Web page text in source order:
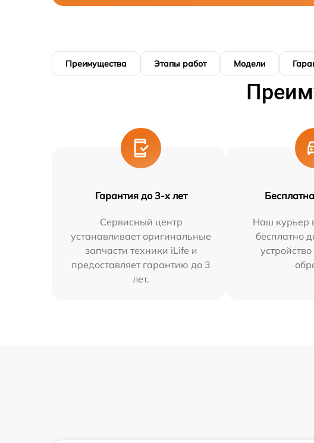
Преимущества Этапы работ Модели
Гарантия до 3-х лет
Сервисный центр
устанавливает оригинальные
запчасти техники iLife и
предоставляет гарантию до 3
лет.
Наш курьер
бесплатно